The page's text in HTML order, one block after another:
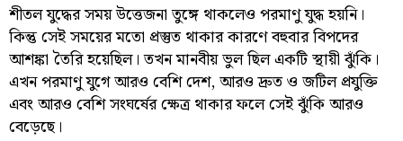
শীতল যুদ্ধের সময় উত্তেজনা তুঙ্গে থাকলেও পরমাণু যুদ্ধ হয়নি।
কিন্তু সেই সময়ের মতো প্রস্তুত থাকার কারণে বহুবার বিপদের
আশঙ্কা তৈরি হয়েছিল। তখন মানবীয় ভুল ছিল একটি স্থায়ী ঝুঁকি।
এখন পরমাণু যুগে আরও বেশি দেশ, আরও দ্রুত ও জটিল প্রযুক্তি
এবং আরও বেশি সংঘর্ষের ক্ষেত্র থাকার ফলে সেই ঝুঁকি আরও
বেড়েছে।